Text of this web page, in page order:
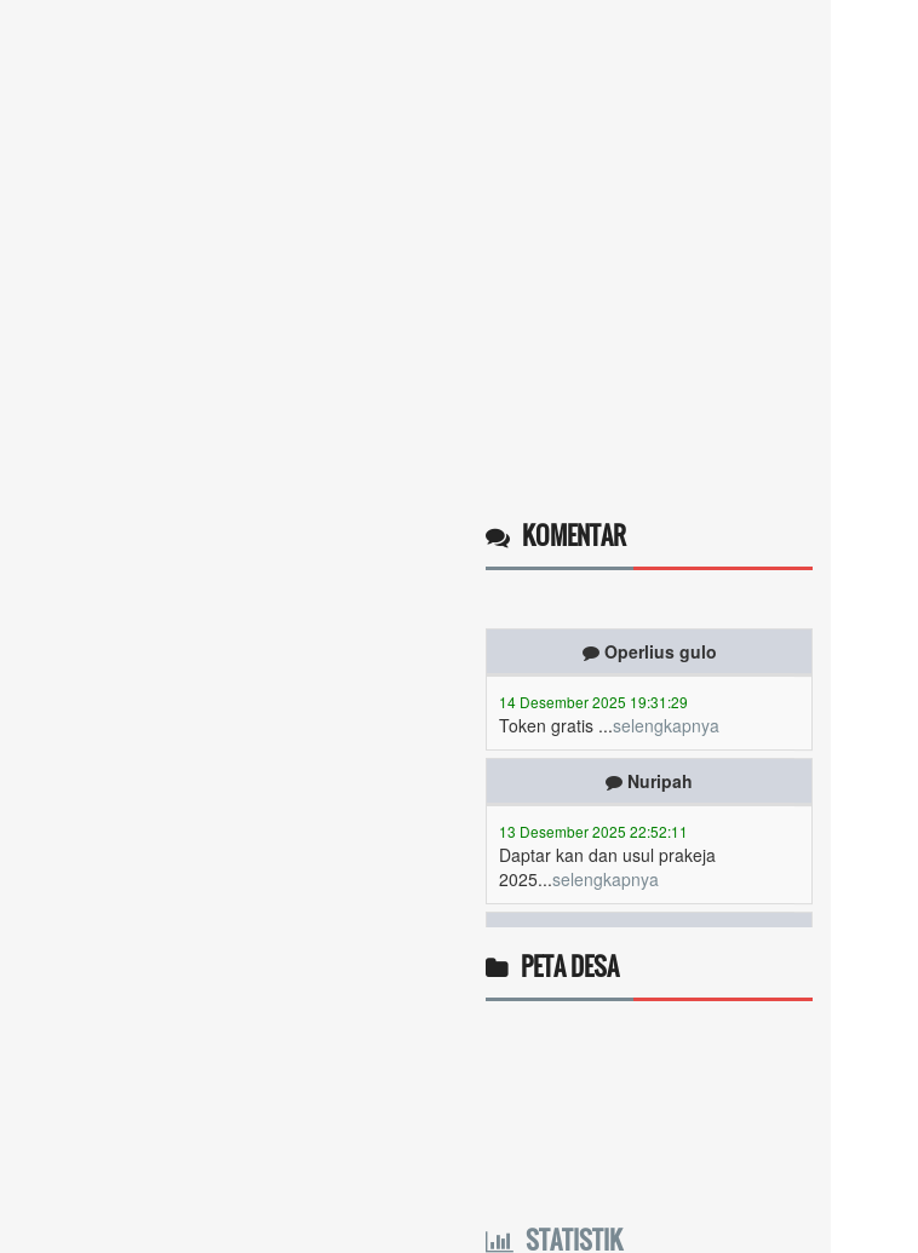
KOMENTAR
14 Desember 2025 19:31:29
Token gratis ...selengkapnya
Nuripah
13 Desember 2025 22:52:11
Daptar kan dan usul prakeja
2025...selengkapnya
Erizal
Token listrik...selengkapnya
PETA DESA
STATISTIK